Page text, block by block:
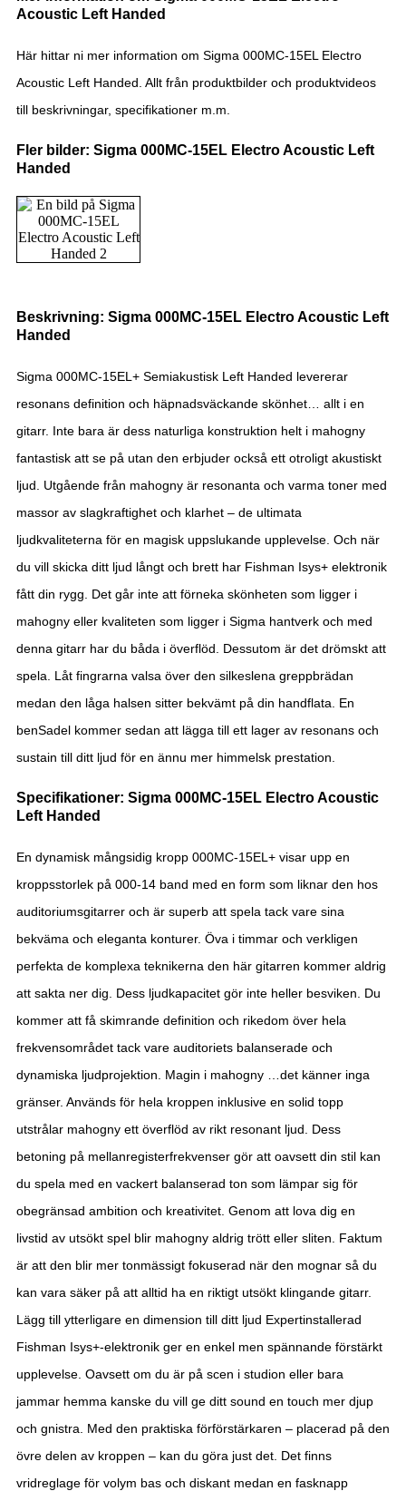
Acoustic Left Handed
Här hittar ni mer information om Sigma 000MC-15EL Electro
Acoustic Left Handed. Allt från produktbilder och produktvideos
till beskrivningar, specifikationer m.m.
Fler bilder: Sigma 000MC-15EL Electro Acoustic Left
Handed
Beskrivning: Sigma 000MC-15EL Electro Acoustic Left
Handed
Sigma 000MC-15EL+ Semiakustisk Left Handed levererar
resonans definition och häpnadsväckande skönhet… allt i en
gitarr. Inte bara är dess naturliga konstruktion helt i mahogny
fantastisk att se på utan den erbjuder också ett otroligt akustiskt
ljud. Utgående från mahogny är resonanta och varma toner med
massor av slagkraftighet och klarhet – de ultimata
ljudkvaliteterna för en magisk uppslukande upplevelse. Och när
du vill skicka ditt ljud långt och brett har Fishman Isys+ elektronik
fått din rygg. Det går inte att förneka skönheten som ligger i
mahogny eller kvaliteten som ligger i Sigma hantverk och med
denna gitarr har du båda i överflöd. Dessutom är det drömskt att
spela. Låt fingrarna valsa över den silkeslena greppbrädan
medan den låga halsen sitter bekvämt på din handflata. En
benSadel kommer sedan att lägga till ett lager av resonans och
sustain till ditt ljud för en ännu mer himmelsk prestation.
Specifikationer: Sigma 000MC-15EL Electro Acoustic
Left Handed
En dynamisk mångsidig kropp 000MC-15EL+ visar upp en
kroppsstorlek på 000-14 band med en form som liknar den hos
auditoriumsgitarrer och är superb att spela tack vare sina
bekväma och eleganta konturer. Öva i timmar och verkligen
perfekta de komplexa teknikerna den här gitarren kommer aldrig
att sakta ner dig. Dess ljudkapacitet gör inte heller besviken. Du
kommer att få skimrande definition och rikedom över hela
frekvensområdet tack vare auditoriets balanserade och
dynamiska ljudprojektion. Magin i mahogny …det känner inga
gränser. Används för hela kroppen inklusive en solid topp
utstrålar mahogny ett överflöd av rikt resonant ljud. Dess
betoning på mellanregisterfrekvenser gör att oavsett din stil kan
du spela med en vackert balanserad ton som lämpar sig för
obegränsad ambition och kreativitet. Genom att lova dig en
livstid av utsökt spel blir mahogny aldrig trött eller sliten. Faktum
är att den blir mer tonmässigt fokuserad när den mognar så du
kan vara säker på att alltid ha en riktigt utsökt klingande gitarr.
Lägg till ytterligare en dimension till ditt ljud Expertinstallerad
Fishman Isys+-elektronik ger en enkel men spännande förstärkt
upplevelse. Oavsett om du är på scen i studion eller bara
jammar hemma kanske du vill ge ditt sound en touch mer djup
och gnistra. Med den praktiska förförstärkaren – placerad på den
övre delen av kroppen – kan du göra just det. Det finns
vridreglage för volym bas och diskant medan en fasknapp